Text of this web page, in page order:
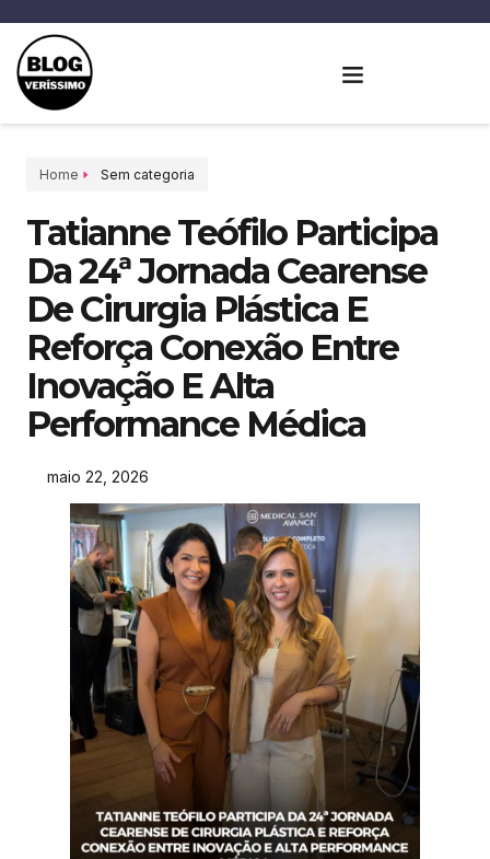
Home Sem categoria
Tatianne Teófilo Participa
Da 24ª Jornada Cearense
De Cirurgia Plástica E
Reforça Conexão Entre
Inovação E Alta
Performance Médica
maio 22, 2026